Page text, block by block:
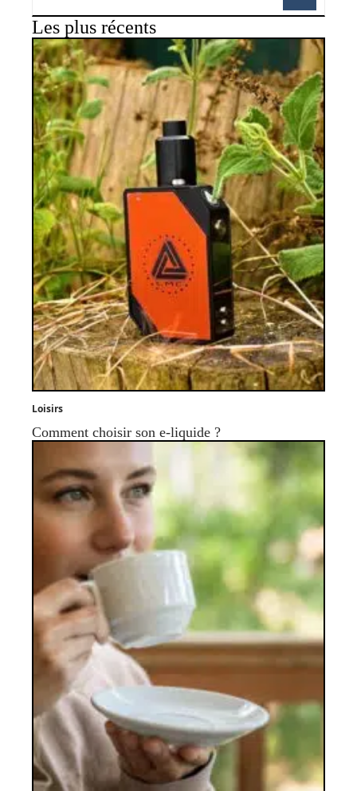
Les plus récents
Loisirs
Comment choisir son e-liquide ?